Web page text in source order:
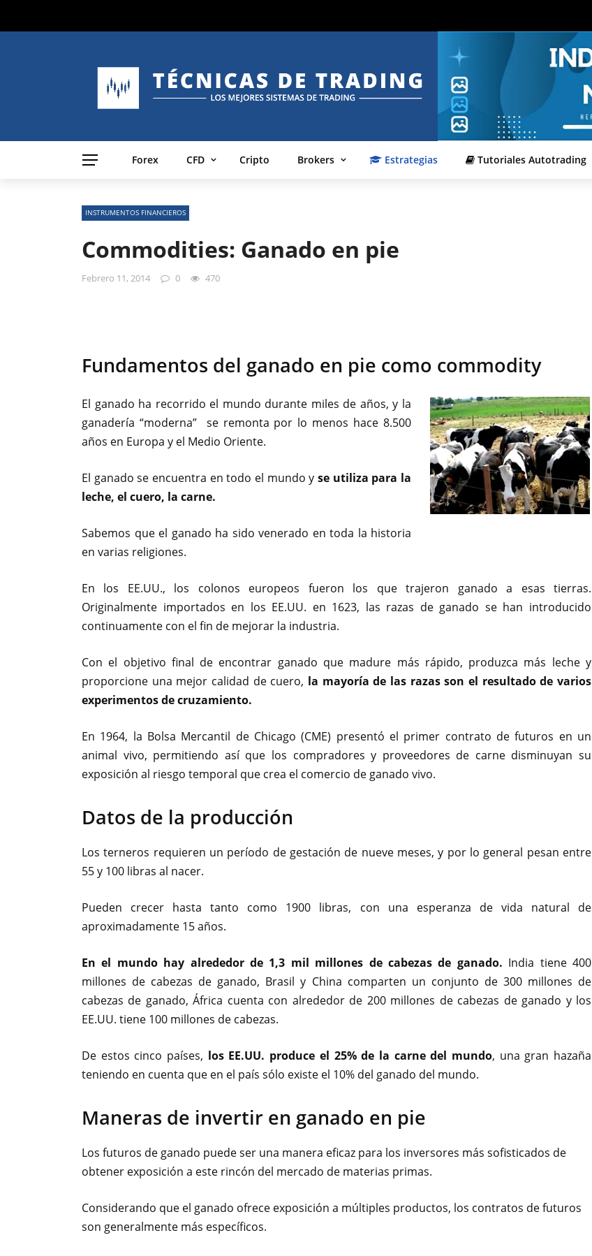
Forex CFD Cripto Brokers Estrategias Tutoriales Autotrading
INSTRUMENTOS FINANCIEROS
Commodities: Ganado en pie
Febrero 11, 2014 0 470
Fundamentos del ganado en pie como commodity
El ganado ha recorrido el mundo durante miles de años, y la
ganadería “moderna” se remonta por lo menos hace 8.500
años en Europa y el Medio Oriente.
El ganado se encuentra en todo el mundo y se utiliza para la
leche, el cuero, la carne.
Sabemos que el ganado ha sido venerado en toda la historia
en varias religiones.
En los EE.UU., los colonos europeos fueron los que trajeron ganado a esas tierras.
Originalmente importados en los EE.UU. en 1623, las razas de ganado se han introducido
continuamente con el fin de mejorar la industria.
Con el objetivo final de encontrar ganado que madure más rápido, produzca más leche y
proporcione una mejor calidad de cuero, la mayoría de las razas son el resultado de varios
experimentos de cruzamiento.
En 1964, la Bolsa Mercantil de Chicago (CME) presentó el primer contrato de futuros en un
animal vivo, permitiendo así que los compradores y proveedores de carne disminuyan su
exposición al riesgo temporal que crea el comercio de ganado vivo.
Datos de la producción
Los terneros requieren un período de gestación de nueve meses, y por lo general pesan entre
55 y 100 libras al nacer.
Pueden crecer hasta tanto como 1900 libras, con una esperanza de vida natural de
aproximadamente 15 años.
En el mundo hay alrededor de 1,3 mil millones de cabezas de ganado. India tiene 400
millones de cabezas de ganado, Brasil y China comparten un conjunto de 300 millones de
cabezas de ganado, África cuenta con alrededor de 200 millones de cabezas de ganado y los
EE.UU. tiene 100 millones de cabezas.
De estos cinco países, los EE.UU. produce el 25% de la carne del mundo, una gran hazaña
teniendo en cuenta que en el país sólo existe el 10% del ganado del mundo.
Maneras de invertir en ganado en pie
Los futuros de ganado puede ser una manera eficaz para los inversores más sofisticados de
obtener exposición a este rincón del mercado de materias primas.
Considerando que el ganado ofrece exposición a múltiples productos, los contratos de futuros
son generalmente más específicos.